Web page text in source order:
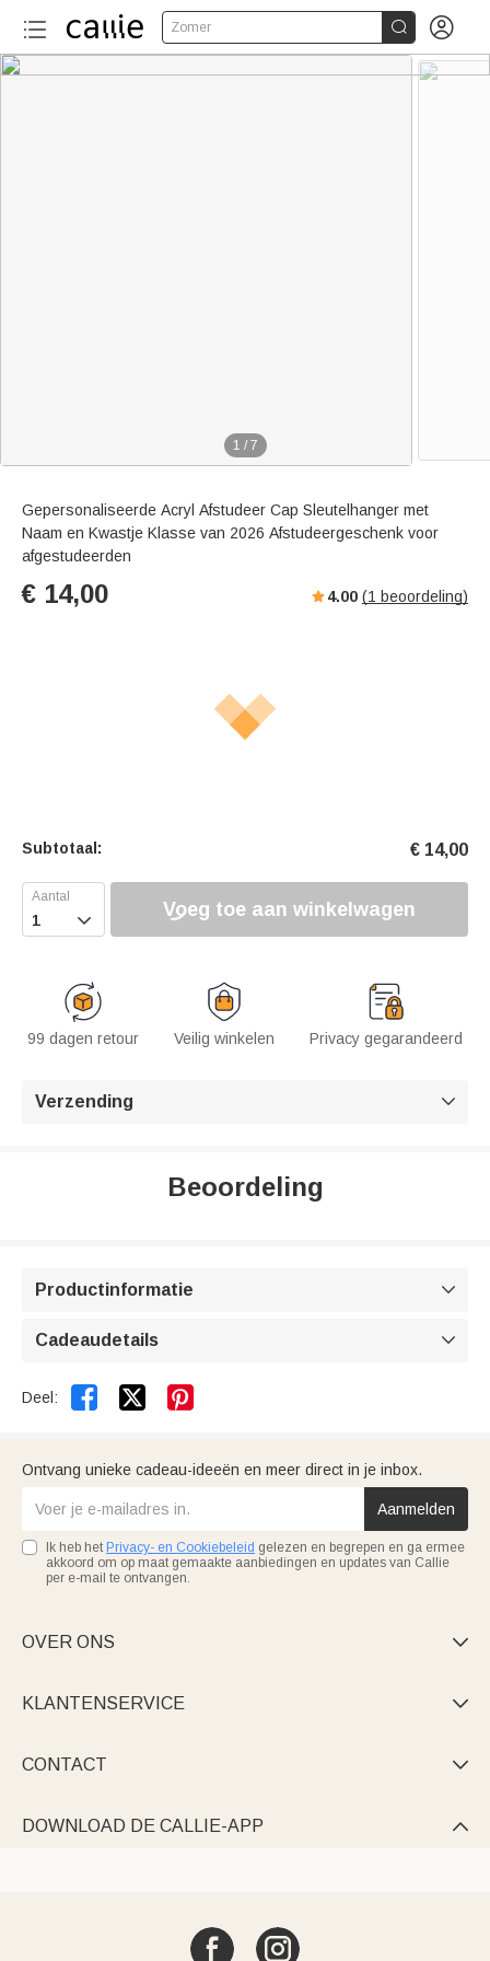
Zomer  
1 / 7
Gepersonaliseerde Acryl Afstudeer Cap Sleutelhanger met
Naam en Kwastje Klasse van 2026 Afstudeergeschenk voor
afgestudeerden
€ 14,00 4.00 (1 beoordeling)
Subtotaal: € 14,00
 Voeg toe aan winkelwagen
99 dagen retour Veilig winkelen Privacy gegarandeerd
Verzending 
Beoordeling
Productinformatie 
Cadeaudetails 
Deel:  
Ontvang unieke cadeau-ideeën en meer direct in je inbox.
Aanmelden
Ik heb het Privacy- en Cookiebeleid gelezen en begrepen en ga ermee
akkoord om op maat gemaakte aanbiedingen en updates van Callie
per e-mail te ontvangen.
OVER ONS 
KLANTENSERVICE 
CONTACT 
DOWNLOAD DE CALLIE-APP 